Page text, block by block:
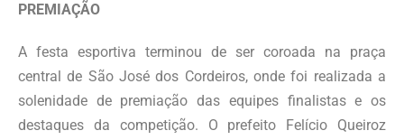
PREMIAÇÃO
A festa esportiva terminou de ser coroada na praça
central de São José dos Cordeiros, onde foi realizada a
solenidade de premiação das equipes finalistas e os
destaques da competição. O prefeito Felício Queiroz